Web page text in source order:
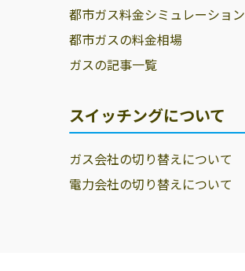
都市ガス料金シミュレーション
都市ガスの料金相場
ガスの記事一覧
スイッチングについて
ガス会社の切り替えについて
電力会社の切り替えについて